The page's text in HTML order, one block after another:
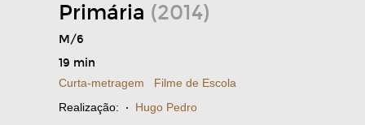
Primária (2014)
M/6
19 min
Curta-metragem
Filme de Escola
Realização: · Hugo Pedro